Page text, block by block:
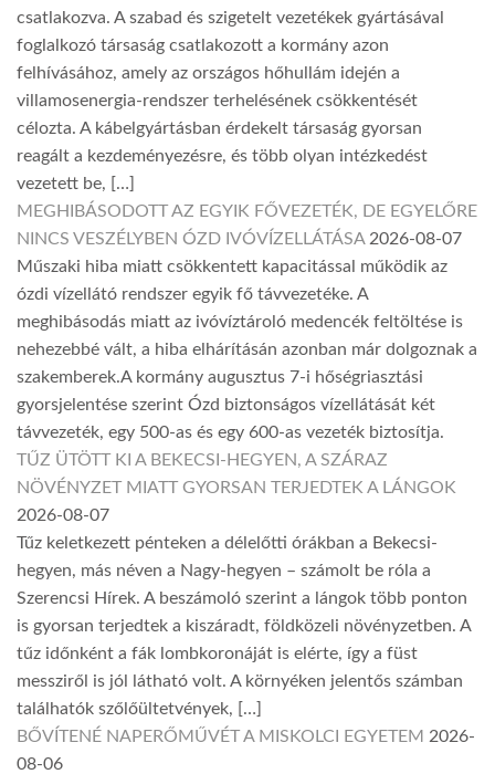
csatlakozva. A szabad és szigetelt vezetékek gyártásával
foglalkozó társaság csatlakozott a kormány azon
felhívásához, amely az országos hőhullám idején a
villamosenergia-rendszer terhelésének csökkentését
célozta. A kábelgyártásban érdekelt társaság gyorsan
reagált a kezdeményezésre, és több olyan intézkedést
vezetett be, […]
MEGHIBÁSODOTT AZ EGYIK FŐVEZETÉK, DE EGYELŐRE
NINCS VESZÉLYBEN ÓZD IVÓVÍZELLÁTÁSA 2026-08-07
Műszaki hiba miatt csökkentett kapacitással működik az
ózdi vízellátó rendszer egyik fő távvezetéke. A
meghibásodás miatt az ivóvíztároló medencék feltöltése is
nehezebbé vált, a hiba elhárításán azonban már dolgoznak a
szakemberek.A kormány augusztus 7-i hőségriasztási
gyorsjelentése szerint Ózd biztonságos vízellátását két
távvezeték, egy 500-as és egy 600-as vezeték biztosítja.
TŰZ ÜTÖTT KI A BEKECSI-HEGYEN, A SZÁRAZ
NÖVÉNYZET MIATT GYORSAN TERJEDTEK A LÁNGOK
2026-08-07
Tűz keletkezett pénteken a délelőtti órákban a Bekecsi-
hegyen, más néven a Nagy-hegyen – számolt be róla a
Szerencsi Hírek. A beszámoló szerint a lángok több ponton
is gyorsan terjedtek a kiszáradt, földközeli növényzetben. A
tűz időnként a fák lombkoronáját is elérte, így a füst
messziről is jól látható volt. A környéken jelentős számban
találhatók szőlőültetvények, […]
BŐVÍTENÉ NAPERŐMŰVÉT A MISKOLCI EGYETEM 2026-
08-06